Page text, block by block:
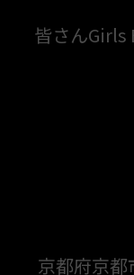
皆さんGirls
京都府京